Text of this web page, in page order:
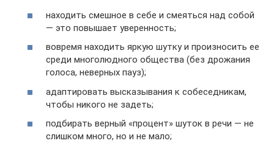
находить смешное в себе и смеяться над собой
— это повышает уверенность;
вовремя находить яркую шутку и произносить ее
среди многолюдного общества (без дрожания
голоса, неверных пауз);
адаптировать высказывания к собеседникам,
чтобы никого не задеть;
подбирать верный «процент» шуток в речи — не
слишком много, но и не мало;